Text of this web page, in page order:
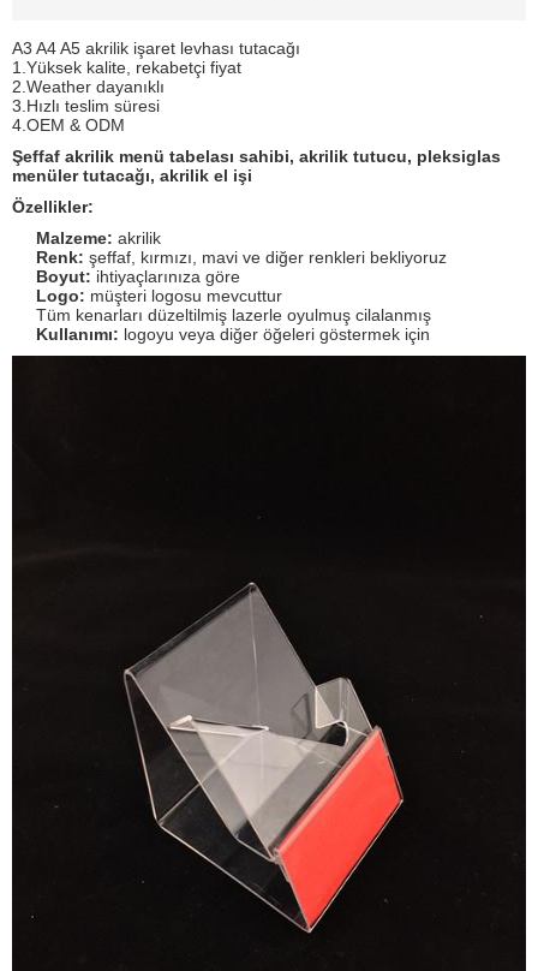
A3 A4 A5 akrilik işaret levhası tutacağı
1.Yüksek kalite, rekabetçi fiyat
2.Weather dayanıklı
3.Hızlı teslim süresi
4.OEM & ODM
Şeffaf akrilik menü tabelası sahibi, akrilik tutucu, pleksiglas
menüler tutacağı, akrilik el işi
Özellikler:
Malzeme: akrilik
Renk: şeffaf, kırmızı, mavi ve diğer renkleri bekliyoruz
Boyut: ihtiyaçlarınıza göre
Logo: müşteri logosu mevcuttur
Tüm kenarları düzeltilmiş lazerle oyulmuş cilalanmış
Kullanımı: logoyu veya diğer öğeleri göstermek için